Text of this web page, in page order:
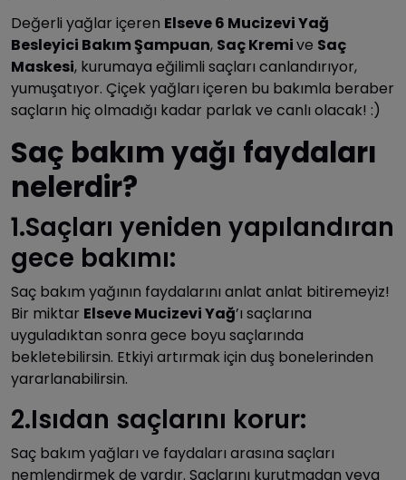
Değerli yağlar içeren Elseve 6 Mucizevi Yağ
Besleyici Bakım Şampuan, Saç Kremive Saç
Maskesi, kurumaya eğilimli saçları canlandırıyor,
yumuşatıyor. Çiçek yağları içeren bu bakımla beraber
saçların hiç olmadığı kadar parlak ve canlı olacak! :)
Saç bakım yağı faydaları
nelerdir?
1.Saçları yeniden yapılandıran
gece bakımı:
Saç bakım yağının faydalarını anlat anlat bitiremeyiz!
Bir miktar Elseve Mucizevi Yağ’ı saçlarına
uyguladıktan sonra gece boyu saçlarında
bekletebilirsin. Etkiyi artırmak için duş bonelerinden
yararlanabilirsin.
2.Isıdan saçlarını korur:
Saç bakım yağları ve faydaları arasına saçları
nemlendirmek de vardır. Saçlarını kurutmadan veya